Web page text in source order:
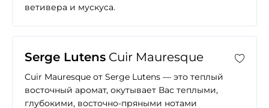
ветивера и мускуса.
Serge Lutens Cuir Mauresque
Cuir Mauresque от Serge Lutens — это теплый
восточный аромат, окутывает Вас теплыми,
глубокими, восточно-пряными нотами